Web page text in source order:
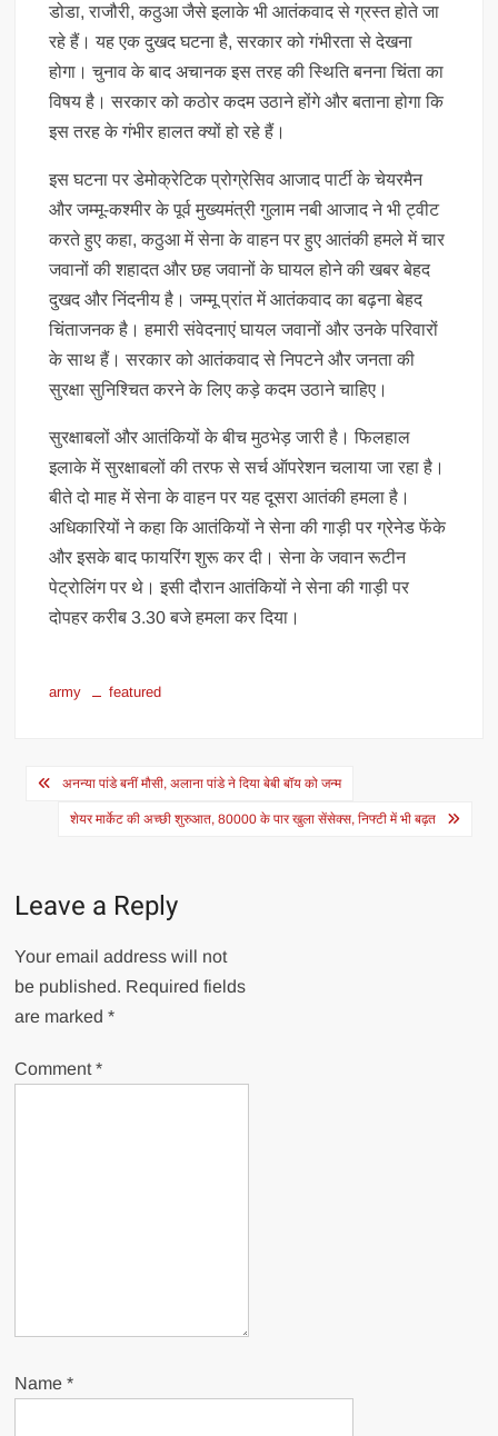
डोडा, राजौरी, कठुआ जैसे इलाके भी आतंकवाद से ग्रस्त होते जा
रहे हैं। यह एक दुखद घटना है, सरकार को गंभीरता से देखना
होगा। चुनाव के बाद अचानक इस तरह की स्थिति बनना चिंता का
विषय है। सरकार को कठोर कदम उठाने होंगे और बताना होगा कि
इस तरह के गंभीर हालत क्यों हो रहे हैं।
इस घटना पर डेमोक्रेटिक प्रोग्रेसिव आजाद पार्टी के चेयरमैन
और जम्मू-कश्मीर के पूर्व मुख्यमंत्री गुलाम नबी आजाद ने भी ट्वीट
करते हुए कहा, कठुआ में सेना के वाहन पर हुए आतंकी हमले में चार
जवानों की शहादत और छह जवानों के घायल होने की खबर बेहद
दुखद और निंदनीय है। जम्मू प्रांत में आतंकवाद का बढ़ना बेहद
चिंताजनक है। हमारी संवेदनाएं घायल जवानों और उनके परिवारों
के साथ हैं। सरकार को आतंकवाद से निपटने और जनता की
सुरक्षा सुनिश्चित करने के लिए कड़े कदम उठाने चाहिए।
सुरक्षाबलों और आतंकियों के बीच मुठभेड़ जारी है। फिलहाल
इलाके में सुरक्षाबलों की तरफ से सर्च ऑपरेशन चलाया जा रहा है।
बीते दो माह में सेना के वाहन पर यह दूसरा आतंकी हमला है।
अधिकारियों ने कहा कि आतंकियों ने सेना की गाड़ी पर ग्रेनेड फेंके
और इसके बाद फायरिंग शुरू कर दी। सेना के जवान रूटीन
पेट्रोलिंग पर थे। इसी दौरान आतंकियों ने सेना की गाड़ी पर
दोपहर करीब 3.30 बजे हमला कर दिया।
army featured
Post
navigation
अनन्या पांडे बनीं मौसी, अलाना पांडे ने दिया बेबी बॉय को जन्म
शेयर मार्केट की अच्छी शुरुआत, 80000 के पार खुला सेंसेक्स, निफ्टी में भी बढ़त
Leave a Reply
Your email address will not
be published. Required fields
are marked*
Comment*
Name*